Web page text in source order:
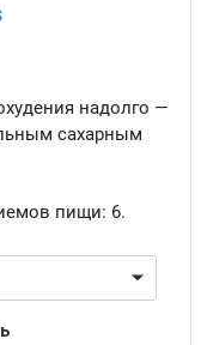
надолго —
сахарным
пищи: 6.